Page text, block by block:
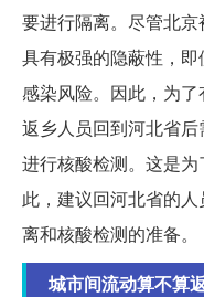
要进行隔离。尽管北
具有极强的隐蔽性，
感染风险。因此，为
返乡人员回到河北省
进行核酸检测。这是
此，建议回河北省的
离和核酸检测的准备。
城市间流动算不算